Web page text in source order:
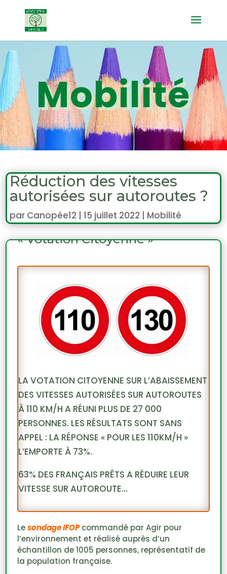
Mobilité
Réduction des vitesses
autorisées sur autoroutes ?
par Canopée12 |15 juillet 2022 | Mobilité
« Votation Citoyenne »
LA VOTATION CITOYENNE SUR L’ABAISSEMENT
DES VITESSES AUTORISÉES SUR AUTOROUTES
À 110 KM/H A RÉUNI PLUS DE 27 000
PERSONNES. LES RÉSULTATS SONT SANS
APPEL : LA RÉPONSE « POUR LES 110KM/H »
L’EMPORTE À 73%.
63% DES FRANÇAIS PRÊTS A RÉDUIRE LEUR
VITESSE SUR AUTOROUTE…
Lesondage IFOP commandé par Agir pour
l’environnement et réalisé auprès d’un
échantillon de 1005 personnes, représentatif de
la population française.